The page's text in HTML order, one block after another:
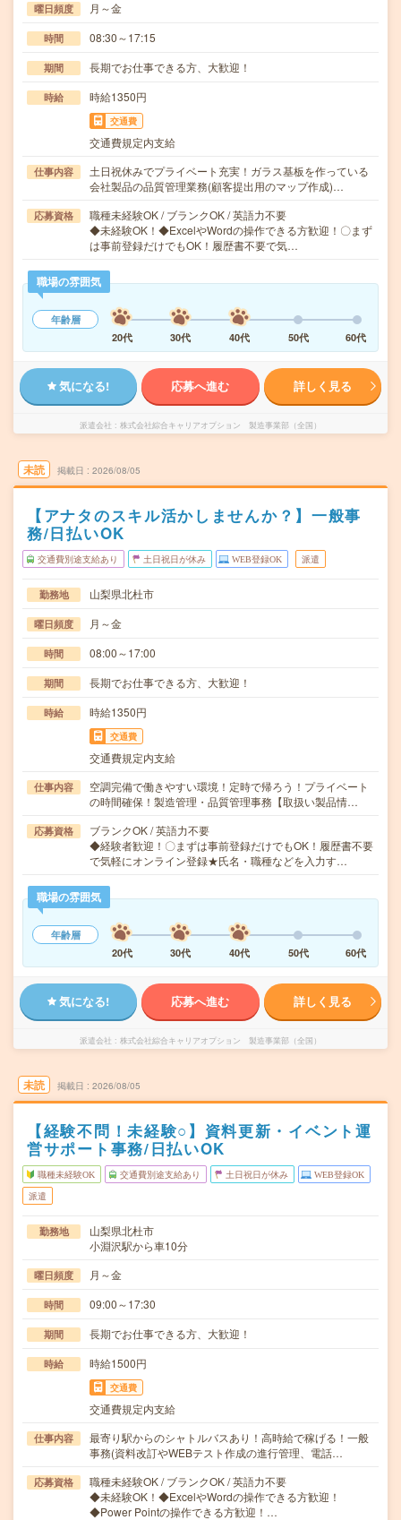
曜日頻度 月～金
時間 08:30～17:15
期間 長期でお仕事できる方、大歓迎！
時給 時給1350円
交通費
交通費規定内支給
仕事内容
土日祝休みでプライベート充実！ガラス基板を作っている
会社製品の品質管理業務(顧客提出用のマップ作成)…
応募資格
職種未経験OK / ブランクOK / 英語力不要
◆未経験OK！◆ExcelやWordの操作できる方歓迎！〇まず
は事前登録だけでもOK！履歴書不要で気…
職場の雰囲気
年齢層
20代
30代 40代 50代 60代
気になる! 応募へ進む 詳しく見る
派遣会社 株式会社綜合キャリアオプション 製造事業部（全国）
未読 掲載日 2026/08/05
【アナタのスキル活かしませんか？】一般事
務/日払いOK
交通費別途支給あり 土日祝日が休み WEB登録OK 派遣
勤務地 山梨県北杜市
曜日頻度 月～金
時間 08:00～17:00
期間 長期でお仕事できる方、大歓迎！
時給 時給1350円
交通費
交通費規定内支給
仕事内容
空調完備で働きやすい環境！定時で帰ろう！プライベート
の時間確保！製造管理・品質管理事務【取扱い製品情…
応募資格
ブランクOK / 英語力不要
◆経験者歓迎！〇まずは事前登録だけでもOK！履歴書不要
で気軽にオンライン登録★氏名・職種などを入力す…
職場の雰囲気
年齢層
20代
30代 40代 50代 60代
気になる! 応募へ進む 詳しく見る
派遣会社 株式会社綜合キャリアオプション 製造事業部（全国）
未読 掲載日 2026/08/05
【経験不問！未経験○】資料更新・イベント運
営サポート事務/日払いOK
職種未経験OK 交通費別途支給あり 土日祝日が休み WEB登録OK
派遣
勤務地
山梨県北杜市
小淵沢駅から車10分
曜日頻度 月～金
時間 09:00～17:30
期間 長期でお仕事できる方、大歓迎！
時給 時給1500円
交通費
交通費規定内支給
仕事内容
最寄り駅からのシャトルバスあり！高時給で稼げる！一般
事務(資料改訂やWEBテスト作成の進行管理、電話…
応募資格
職種未経験OK / ブランクOK / 英語力不要
◆未経験OK！◆ExcelやWordの操作できる方歓迎！
◆Power Pointの操作できる方歓迎！…